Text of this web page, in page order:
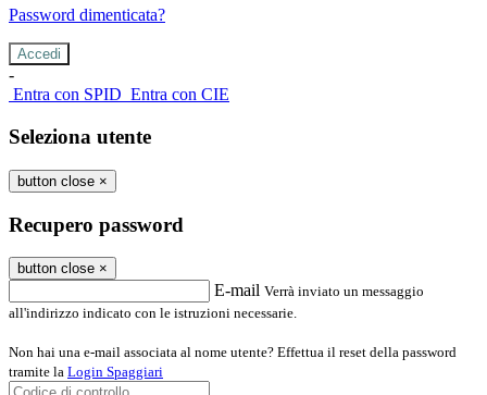
Password dimenticata?
-
Entra con SPID Entra con CIE
Seleziona utente
button close ×
Recupero password
button close ×
E-mail Verrà inviato un messaggio
all'indirizzo indicato con le istruzioni necessarie.
Non hai una e-mail associata al nome utente? Effettua il reset della password
tramite la Login Spaggiari